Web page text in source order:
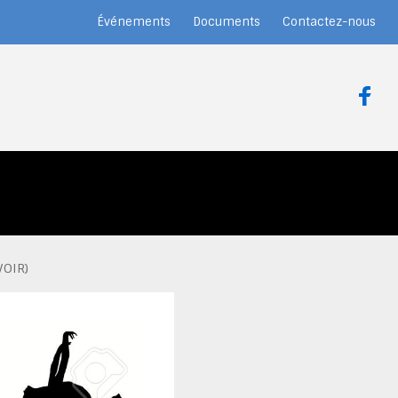
Événements Documents Contactez-nous